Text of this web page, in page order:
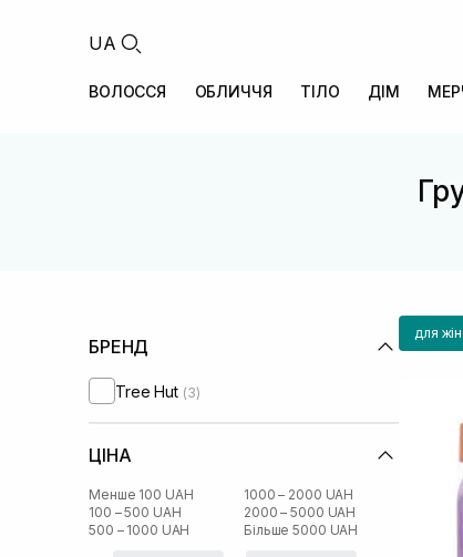
UA
ВОЛОССЯ ОБЛИЧЧЯ ТІЛО ДІМ
БРЕНД
Tree Hut (3)
ЦІНА
Менше 100 UAH
100 – 500 UAH
500 – 1000 UAH
1000 – 2000 UAH
2000 – 5000 UAH
Більше 5000 UAH
для